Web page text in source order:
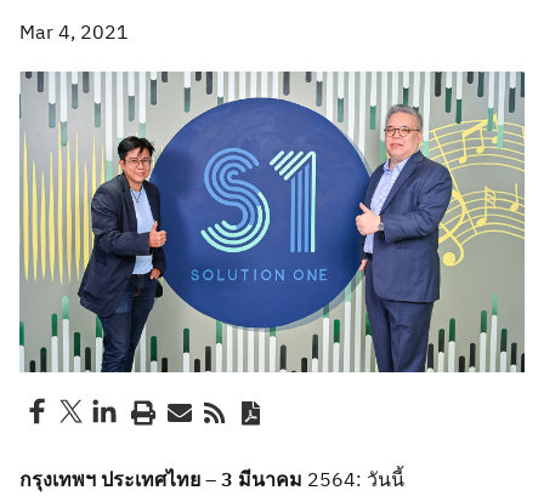
Mar 4, 2021
กรุงเทพฯ ประเทศไทย – 3 มีนาคม 2564: วันนี้